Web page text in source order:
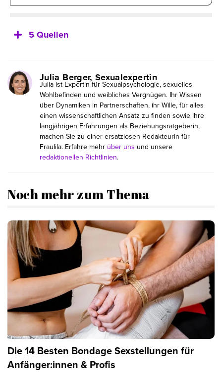
5 Quellen
Julia Berger, Sexualexpertin
Julia ist Expertin für Sexualpsychologie, sexuelles
Wohlbefinden und weibliches Vergnügen. Ihr Wissen
über Dynamiken in Partnerschaften, ihr Wille, für alles
einen wissenschaftlichen Ansatz zu finden sowie ihre
langjährigen Erfahrungen als Beziehungsratgeberin,
machen Sie zu einer ersatzlosen Redakteurin für
Fraulila. Erfahre mehr über uns und unsere
redaktionellen Richtlinien.
Noch mehr zum Thema
Die 14 Besten Bondage Sexstellungen für
Anfänger:innen & Profis